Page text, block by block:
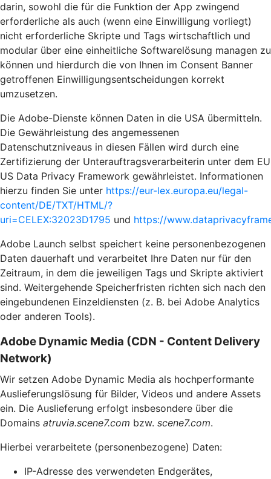
darin, sowohl die für die Funktion der App zwingend
erforderliche als auch (wenn eine Einwilligung vorliegt)
nicht erforderliche Skripte und Tags wirtschaftlich und
modular über eine einheitliche Softwarelösung managen zu
können und hierdurch die von Ihnen im Consent Banner
getroffenen Einwilligungsentscheidungen korrekt
umzusetzen.
Die Adobe-Dienste können Daten in die USA übermitteln.
Die Gewährleistung des angemessenen
Datenschutzniveaus in diesen Fällen wird durch eine
Zertifizierung der Unterauftragsverarbeiterin unter dem EU
US Data Privacy Framework gewährleistet. Informationen
hierzu finden Sie unter https://eur-lex.europa.eu/legal-
content/DE/TXT/HTML/?
uri=CELEX:32023D1795 und https://
Adobe Launch selbst speichert keine personenbezogenen
Daten dauerhaft und verarbeitet Ihre Daten nur für den
Zeitraum, in dem die jeweiligen Tags und Skripte aktiviert
sind. Weitergehende Speicherfristen richten sich nach den
eingebundenen Einzeldiensten (z. B. bei Adobe Analytics
oder anderen Tools).
Adobe Dynamic Media (CDN - Content Delivery
Network)
Wir setzen Adobe Dynamic Media als hochperformante
Auslieferungslösung für Bilder, Videos und andere Assets
ein. Die Auslieferung erfolgt insbesondere über die
Domains atruvia.scene7.com bzw. scene7.com.
Hierbei verarbeitete (personenbezogene) Daten:
IP-Adresse des verwendeten Endgerätes,